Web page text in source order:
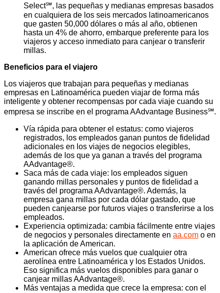
Select℠, las pequeñas y medianas empresas basados
en cualquiera de los seis mercados latinoamericanos
que gasten 50,000 dólares o más al año, obtienen
hasta un 4% de ahorro, embarque preferente para los
viajeros y acceso inmediato para canjear o transferir
millas.
Beneficios para el viajero
Los viajeros que trabajan para pequeñas y medianas
empresas en Latinoamérica pueden viajar de forma más
inteligente y obtener recompensas por cada viaje cuando su
empresa se inscribe en el programa AAdvantage Business℠.
Vía rápida para obtener el estatus: como viajeros
registrados, los empleados ganan puntos de fidelidad
adicionales en los viajes de negocios elegibles,
además de los que ya ganan a través del programa
AAdvantage®.
Saca más de cada viaje: los empleados siguen
ganando millas personales y puntos de fidelidad a
través del programa AAdvantage®. Además, la
empresa gana millas por cada dólar gastado, que
pueden canjearse por futuros viajes o transferirse a los
empleados.
Experiencia optimizada: cambia fácilmente entre viajes
de negocios y personales directamente en aa.com o en
la aplicación de American.
American ofrece más vuelos que cualquier otra
aerolínea entre Latinoamérica y los Estados Unidos.
Eso significa más vuelos disponibles para ganar o
canjear millas AAdvantage®.
Más ventajas a medida que crece la empresa: con el